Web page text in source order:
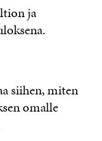
ja
siihen, miten
omalle